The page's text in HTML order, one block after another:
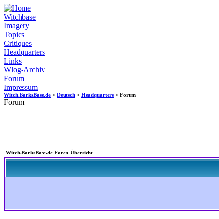
Witchbase
Imagery
Topics
Critiques
Headquarters
Links
Wlog-Archiv
Forum
Impressum
Witch.BarksBase.de > Deutsch > Headquarters > Forum
Forum
Witch.BarksBase.de Foren-Übersicht